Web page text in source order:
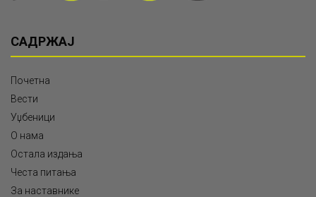
САДРЖАЈ
Почетна
Вести
Уџбеници
О нама
Остала издања
Честа питања
За наставнике